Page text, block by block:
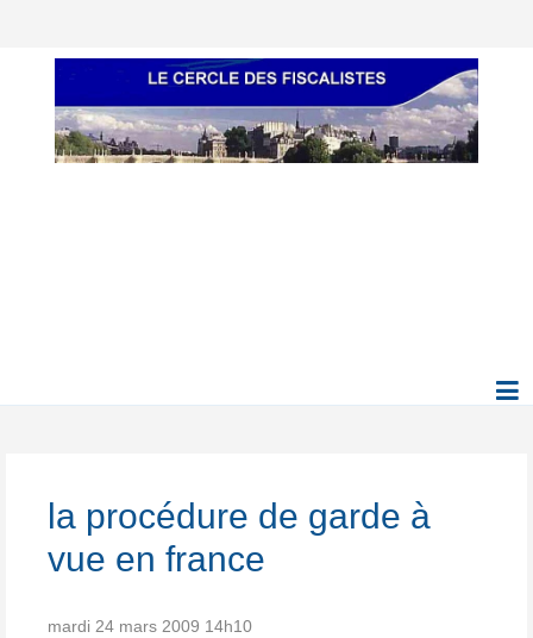
la procédure de garde à
vue en france
mardi 24 mars 2009 14h10